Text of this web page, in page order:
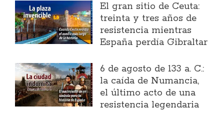
El gran sitio de Ceuta:
treinta y tres años de
resistencia mientras
España perdía Gibraltar
6 de agosto de 133 a. C.:
la caída de Numancia,
el último acto de una
resistencia legendaria